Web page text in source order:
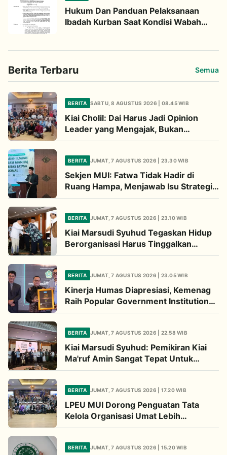
Hukum Dan Panduan Pelaksanaan
Ibadah Kurban Saat Kondisi Wabah
Berita Terbaru Semua
BERITA SABTU, 8 AGUSTUS 2026 | 08.45 WIB
Kiai Cholil: Dai Harus Jadi Opinion
Leader yang Mengajak, Bukan
Menghakimi
BERITA JUMAT, 7 AGUSTUS 2026 | 23.30 WIB
Sekjen MUI: Fatwa Tidak Hadir di
Ruang Hampa, Menjawab Isu Strategis
Bangsa
BERITA JUMAT, 7 AGUSTUS 2026 | 23.10 WIB
Kiai Marsudi Syuhud Tegaskan Hidup
Berorganisasi Harus Tinggalkan
Legacy Amal Saleh
BERITA JUMAT, 7 AGUSTUS 2026 | 23.05 WIB
Kinerja Humas Diapresiasi, Kemenag
Raih Popular Government Institutions
Award 2026
BERITA JUMAT, 7 AGUSTUS 2026 | 22.58 WIB
Kiai Marsudi Syuhud: Pemikiran Kiai
Ma'ruf Amin Sangat Tepat Untuk
Perbarui NU
BERITA JUMAT, 7 AGUSTUS 2026 | 17.20 WIB
LPEU MUI Dorong Penguatan Tata
Kelola Organisasi Umat Lebih
Profesional
BERITA JUMAT, 7 AGUSTUS 2026 | 15.20 WIB